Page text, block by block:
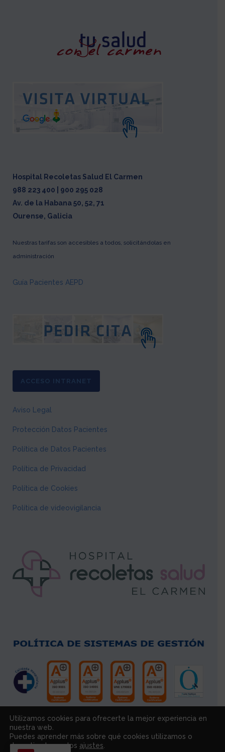
Hospital Recoletas Salud El Carmen
988 223 400 | 900 295 028
Av. de la Habana 50, 52, 71
Ourense, Galicia
Nuestras tarifas son accesibles a todos, solicitándolas en
administración
Guía Pacientes AEPD
ACCESO INTRANET
Aviso Legal
Protección Datos Pacientes
Política de Datos Pacientes
Política de Privacidad
Política de Cookies
Política de videovigilancia
Utilizamos cookies para ofrecerte la mejor experiencia en
nuestra web.
Puedes aprender más sobre qué cookies utilizamos o
desactivarlas en los ajustes